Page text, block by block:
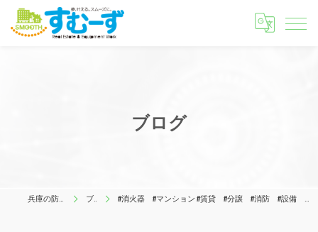
ブログ
兵庫の防犯はすむーず ブログ #消火器 #マンション #賃貸 #分譲 #消防 #設備 #点検 #改修 #工事 #大阪 #箕面 #兵庫 #西宮 #すむーず